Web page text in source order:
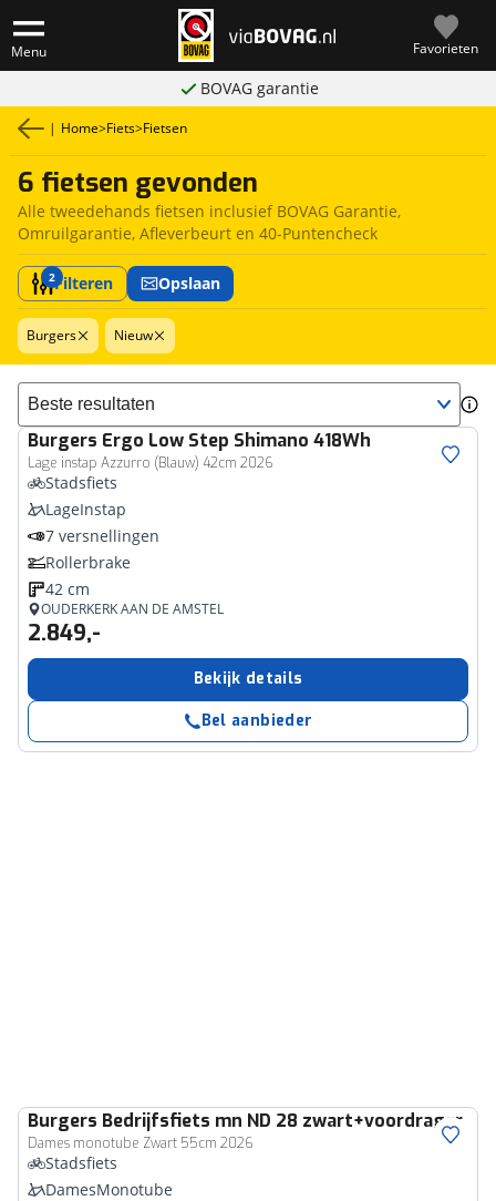
Menu Favorieten
BOVAG garantie
| Home>Fiets>Fietsen
6 fietsen gevonden
Alle tweedehands fietsen inclusief BOVAG Garantie,
Omruilgarantie, Afleverbeurt en 40-Puntencheck
2Filteren Opslaan
Burgers Nieuw
Sorteer resultaten
Burgers Ergo Low Step Shimano 418Wh
Lage instap Azzurro (Blauw) 42cm 2026
Stadsfiets
LageInstap
7 versnellingen
Rollerbrake
42 cm
OUDERKERK AAN DE AMSTEL
2.849,-
Bekijk details
Bel aanbieder
Burgers Bedrijfsfiets mn ND 28 zwart+voordrager
Dames monotube Zwart 55cm 2026
Stadsfiets
DamesMonotube